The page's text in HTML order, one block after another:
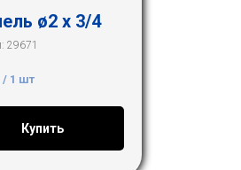
ø2 х 3/4
29671
/ 1 шт
Купить